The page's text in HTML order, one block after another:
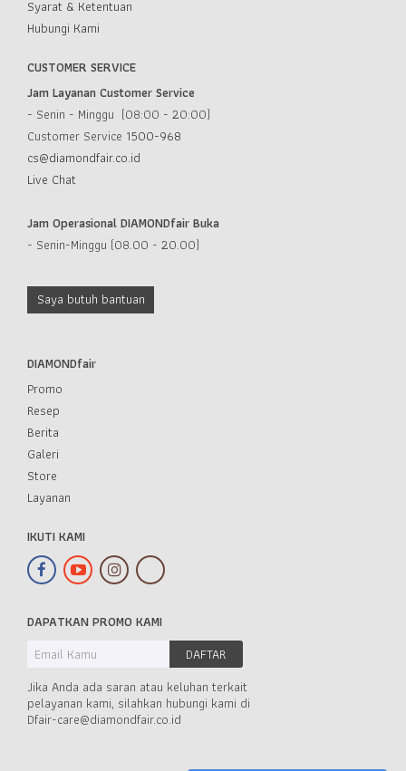
Syarat & Ketentuan
Hubungi Kami
CUSTOMER SERVICE
Jam Layanan Customer Service
- Senin - Minggu (08:00 - 20:00)
Customer Service 1500-968
cs@diamondfair.co.id
Live Chat
Jam Operasional DIAMONDfair Buka
- Senin-Minggu (08.00 - 20.00)
Saya butuh bantuan
DIAMONDfair
Promo
Resep
Berita
Galeri
Store
Layanan
IKUTI KAMI
DAPATKAN PROMO KAMI
Jika Anda ada saran atau keluhan terkait
pelayanan kami, silahkan hubungi kami di
Dfair-care@diamondfair.co.id